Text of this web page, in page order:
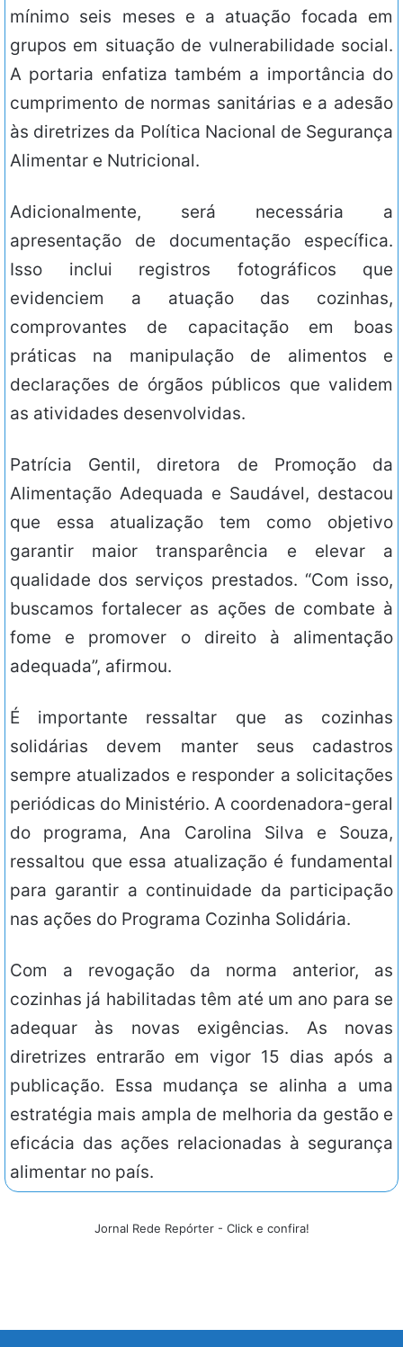
mínimo seis meses e a atuação focada em
grupos em situação de vulnerabilidade social.
A portaria enfatiza também a importância do
cumprimento de normas sanitárias e a adesão
às diretrizes da Política Nacional de Segurança
Alimentar e Nutricional.
Adicionalmente, será necessária a
apresentação de documentação específica.
Isso inclui registros fotográficos que
evidenciem a atuação das cozinhas,
comprovantes de capacitação em boas
práticas na manipulação de alimentos e
declarações de órgãos públicos que validem
as atividades desenvolvidas.
Patrícia Gentil, diretora de Promoção da
Alimentação Adequada e Saudável, destacou
que essa atualização tem como objetivo
garantir maior transparência e elevar a
qualidade dos serviços prestados. “Com isso,
buscamos fortalecer as ações de combate à
fome e promover o direito à alimentação
adequada”, afirmou.
É importante ressaltar que as cozinhas
solidárias devem manter seus cadastros
sempre atualizados e responder a solicitações
periódicas do Ministério. A coordenadora-geral
do programa, Ana Carolina Silva e Souza,
ressaltou que essa atualização é fundamental
para garantir a continuidade da participação
nas ações do Programa Cozinha Solidária.
Com a revogação da norma anterior, as
cozinhas já habilitadas têm até um ano para se
adequar às novas exigências. As novas
diretrizes entrarão em vigor 15 dias após a
publicação. Essa mudança se alinha a uma
estratégia mais ampla de melhoria da gestão e
eficácia das ações relacionadas à segurança
alimentar no país.
Jornal Rede Repórter - Click e confira!